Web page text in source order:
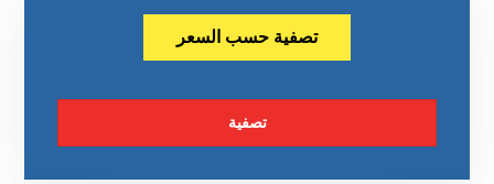
تصفية حسب السعر
تصفية